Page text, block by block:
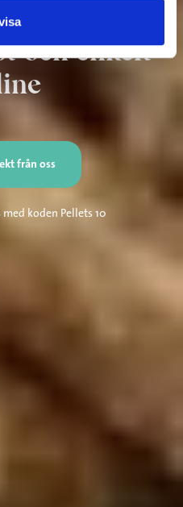
pellets
och enkelt
från oss
koden Pellets 10